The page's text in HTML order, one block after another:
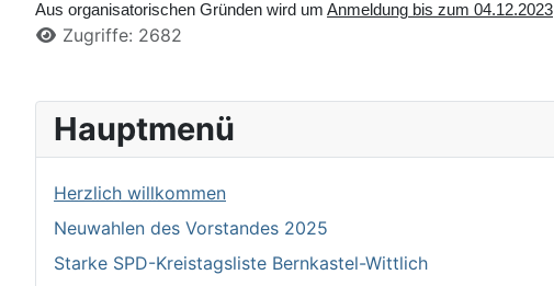
Aus organisatorischen Gründen wird um Anmeldung bis zum 04.12.2023
DetailsZugriffe: 2682
Hauptmenü
Herzlich willkommen
Neuwahlen des Vorstandes 2025
Starke SPD-Kreistagsliste Bernkastel-Wittlich